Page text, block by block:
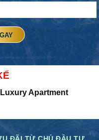
Apartment